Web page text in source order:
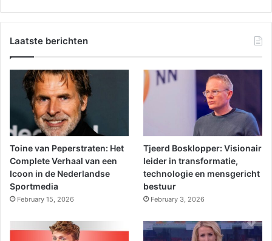
Laatste berichten
Toine van Peperstraten: Het
Complete Verhaal van een
Icoon in de Nederlandse
Sportmedia
February 15, 2026
Tjeerd Bosklopper: Visionair
leider in transformatie,
technologie en mensgericht
bestuur
February 3, 2026